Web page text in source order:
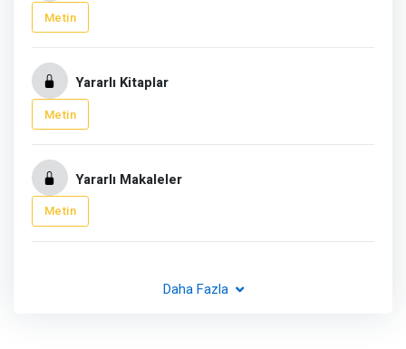
Metin
Yararlı Kitaplar
Metin
Yararlı Makaleler
Metin
Daha Fazla